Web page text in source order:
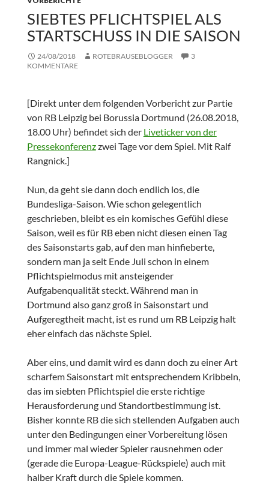
SIEBTES PFLICHTSPIEL ALS
STARTSCHUSS IN DIE SAISON
24/08/2018 ROTEBRAUSEBLOGGER
3
KOMMENTARE
[Direkt unter dem folgenden Vorbericht zur Partie
von RB Leipzig bei Borussia Dortmund (26.08.2018,
18.00 Uhr) befindet sich der Liveticker von der
Pressekonferenzzwei Tage vor dem Spiel. Mit Ralf
Rangnick.]
Nun, da geht sie dann doch endlich los, die
Bundesliga-Saison. Wie schon gelegentlich
geschrieben, bleibt es ein komisches Gefühl diese
Saison, weil es für RB eben nicht diesen einen Tag
des Saisonstarts gab, auf den man hinfieberte,
sondern man ja seit Ende Juli schon in einem
Pflichtspielmodus mit ansteigender
Aufgabenqualität steckt. Während man in
Dortmund also ganz groß in Saisonstart und
Aufgeregtheit macht, ist es rund um RB Leipzig halt
eher einfach das nächste Spiel.
Aber eins, und damit wird es dann doch zu einer Art
scharfem Saisonstart mit entsprechendem Kribbeln,
das im siebten Pflichtspiel die erste richtige
Herausforderung und Standortbestimmung ist.
Bisher konnte RB die sich stellenden Aufgaben auch
unter den Bedingungen einer Vorbereitung lösen
und immer mal wieder Spieler rausnehmen oder
(gerade die Europa-League-Rückspiele) auch mit
halber Kraft durch die Spiele kommen.